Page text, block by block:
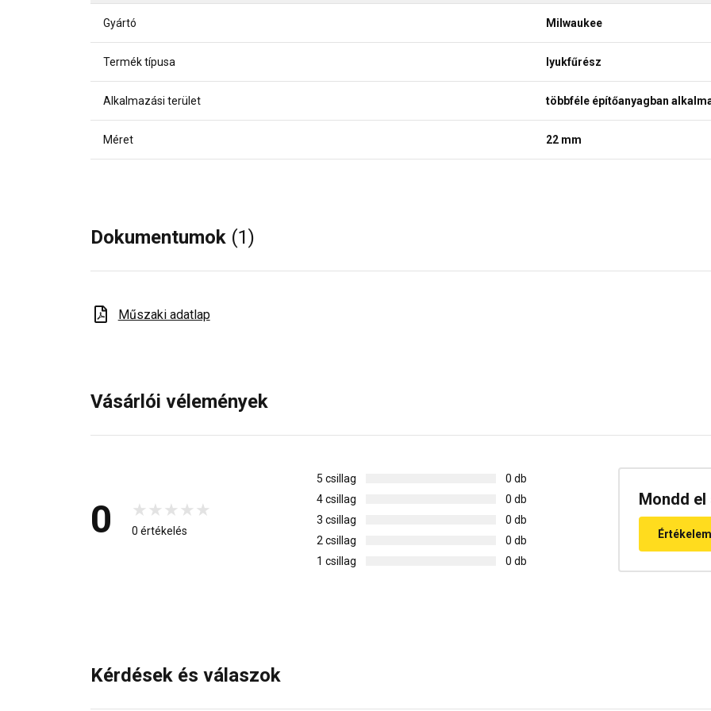
Gyártó Milwaukee
Termék típusa lyukfűrész
Alkalmazási terület többféle építőanyagban
Méret 22 mm
Dokumentumok (1)
Műszaki adatlap
Vásárlói vélemények
0 0 értékelés
5 csillag
0 db
4 csillag
0 db
3 csillag
0 db
2 csillag
0 db
1 csillag
0 db
Mondd el
Értékelem
Kérdések és válaszok